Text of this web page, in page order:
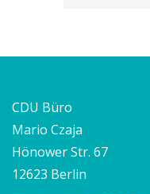
CDU Büro
Mario Czaja
Hönower Str. 67
12623 Berlin